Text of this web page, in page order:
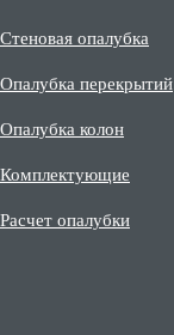
Стеновая опалубка
Опалубка перекрытий
Опалубка колон
Комплектующие
Расчет опалубки